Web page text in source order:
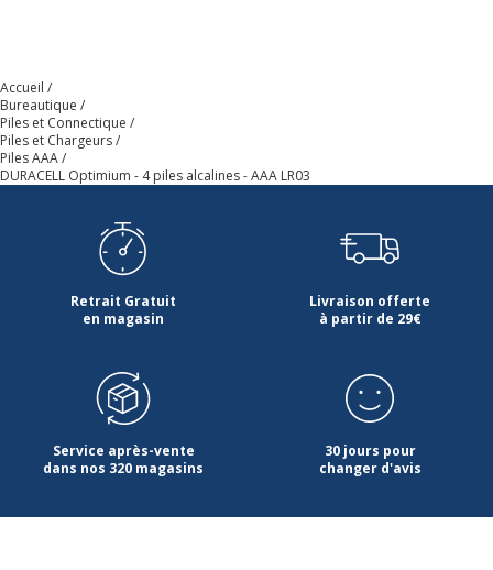
Disponibilité des pièces détachées
Garanties légales
Informations sur les services
Informations sur les services
Etat du produit
Quantité emballée
Accueil
Bureautique
Piles et Connectique
Piles et Chargeurs
Piles AAA
DURACELL Optimium - 4 piles alcalines - AAA LR03
Retrait Gratuit
en magasin
Livraison offerte
à partir de 29€
Service après-vente
dans nos 320 magasins
30 jours pour
changer d'avis